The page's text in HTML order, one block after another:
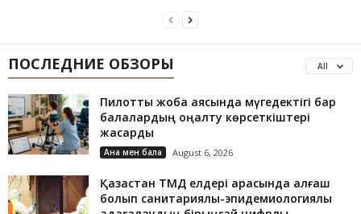
ПОСЛЕДНИЕ ОБЗОРЫ All
Пилоттық жоба аясында мүгедектігі бар
балалардың оңалту көрсеткіштері
жақсарды
Ана мен бала August 6, 2026
Қазақстан ТМД елдері арасында алғаш
болып санитариялық-эпидемиологиялық